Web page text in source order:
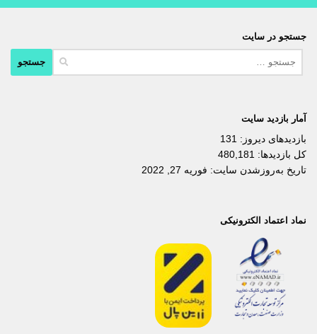
جستجو در سایت
آمار بازدید سایت
بازدیدهای دیروز: 131
کل بازدیدها: 480,181
تاریخ به‌روزشدن سایت: فوریه 27, 2022
نماد اعتماد الکترونیکی